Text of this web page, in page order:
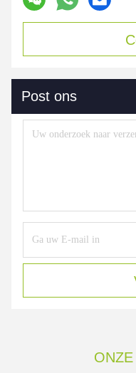
Post ons